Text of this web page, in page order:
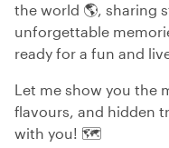
the world 🌎, sharing
unforgettable
ready for a fun and
Let me show you the
flavours, and hidden
with you! 🗺️